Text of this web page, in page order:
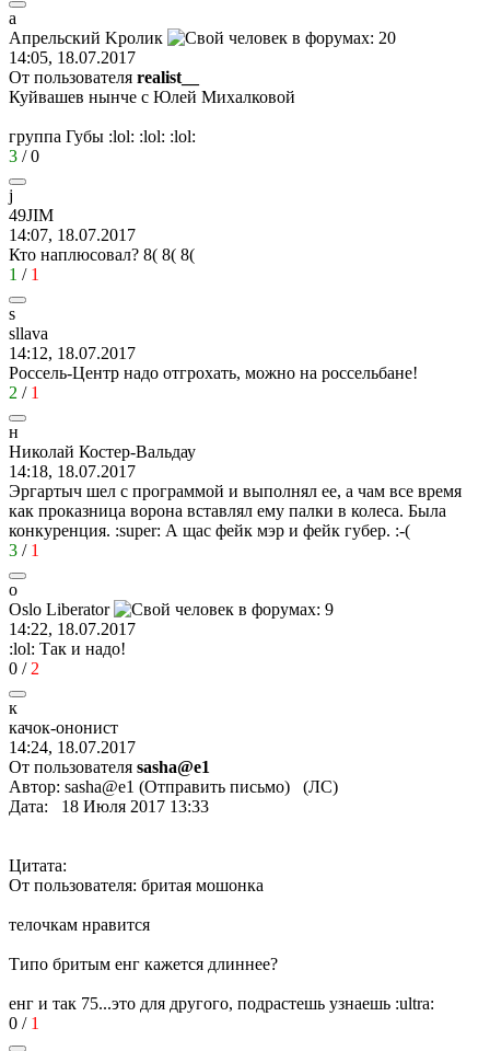
a
Aпрельский Kролик
14:05, 18.07.2017
От пользователя realist__
Куйвашев нынче с Юлей Михалковой
группа Губы :lol: :lol: :lol:
3 /0
j
49JIM
14:07, 18.07.2017
Кто наплюсовал? 8( 8( 8(
1 / 1
s
sllava
14:12, 18.07.2017
Россель-Центр надо отгрохать, можно на россельбане!
2 / 1
н
Николай Костер-Вальдау
14:18, 18.07.2017
Эргартыч шел с программой и выполнял ее, а чам все время
как проказница ворона вставлял ему палки в колеса. Была
конкуренция. :super: А щас фейк мэр и фейк губер. :-(
3 / 1
o
Oslo Liberator
14:22, 18.07.2017
:lol: Так и надо!
0 / 2
к
качок-ононист
14:24, 18.07.2017
От пользователя sasha@e1
Автор: sasha@e1 (Отправить письмо) (ЛС)
Дата: 18 Июля 2017 13:33
Цитата:
От пользователя: бритая мошонка
телочкам нравится
Типо бритым енг кажется длиннее?
енг и так 75...это для другого, подрастешь узнаешь :ultra:
0 / 1